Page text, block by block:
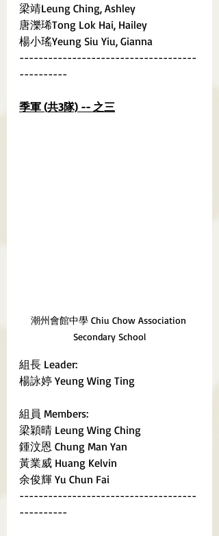
楊小瑤Yeung Siu Yiu, Gianna
-------------------------------------
----------
季軍 (共3隊) -- 之三
潮州會館中學 Chiu Chow Association
Secondary School
組長 Leader:
楊詠婷 Yeung Wing Ting
組員 Members:
梁穎晴 Leung Wing Ching
鍾汶恩 Chung Man Yan
黃業威 Huang Kelvin
余俊輝 Yu Chun Fai
-------------------------------------
----------